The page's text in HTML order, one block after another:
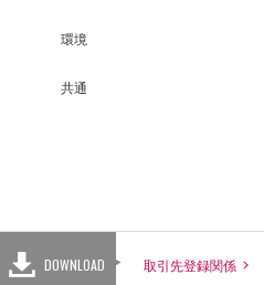
環境
共通
DOWNLOAD 取引先登録関係